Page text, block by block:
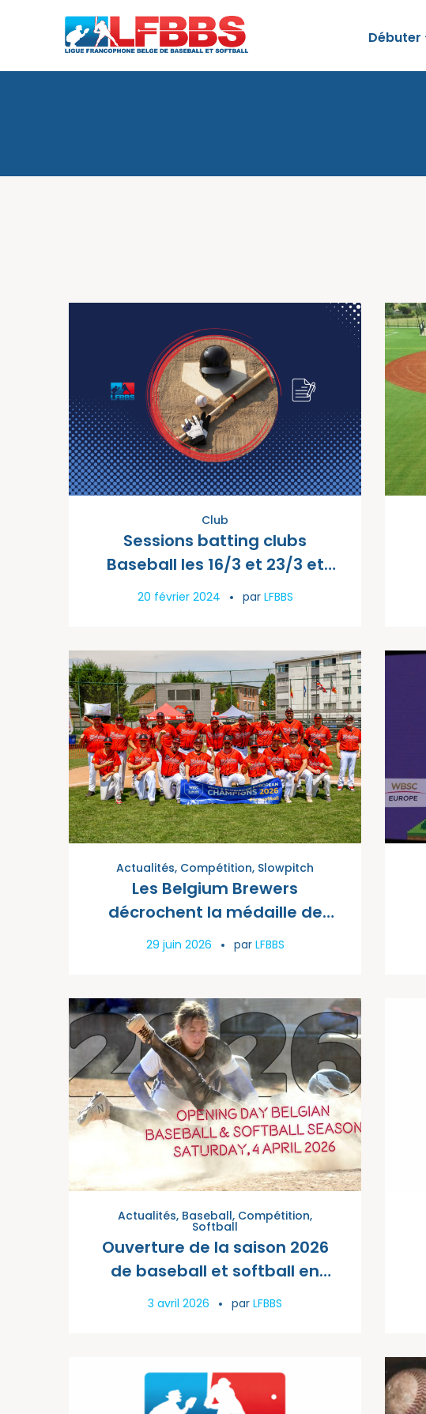
Débuter
Club
Sessions batting clubs
Baseball les 16/3 et 23/3 et
Softball le samedi
20 février 2024 par LFBBS
Actualités, Compétition, Slowpitch
Les Belgium Brewers
décrochent la médaille de
bronze au Championnat
29 juin 2026 par LFBBS
Actualités, Baseball, Compétition,
Softball
Ouverture de la saison 2026
de baseball et softball en
Belgique
3 avril 2026 par LFBBS